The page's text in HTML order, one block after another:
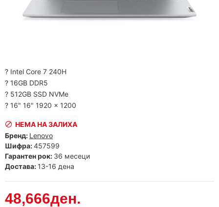
? Intel Core 7 240H
? 16GB DDR5
? 512GB SSD NVMe
? 16" 16" 1920 x 1200
48,666ден.
НЕМА НА ЗАЛИХА
Бренд: Lenovo
Шифра:457599
Гарантен рок: 36 месеци
Достава: 13-16 дена